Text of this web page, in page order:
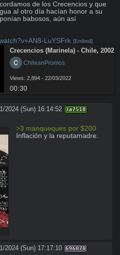
de los Crecencios y que
al otro día hacían honor a su
babosos, aún así
LuYSFrk [Embed]
Crecencios (Marinela) - Chile, 2002
ChileanPromos
Views: 2,894 - 22/03/2022
00:30
2024 (Sun) 16:14:52 3a7518
>3 manqueques por $200
Inflación y la reputamadre.
2024 (Sun) 17:17:10 696070